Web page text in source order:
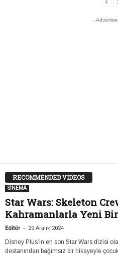
-
RECOMMENDED VIDEOS
SİNEMA
Star Wars: Skeleton
Kahramanlarla Yeni
Editör - 29 Aralık 2024
Disney Plus’ın en son Star Wars dizisi
destanından bağımsız bir hikayeyle